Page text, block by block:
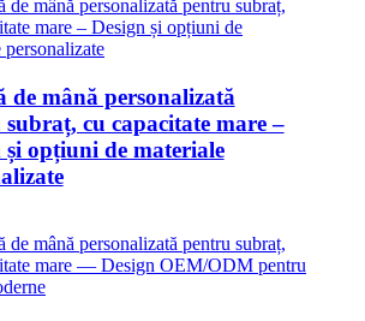
de mână personalizată
cu capacitate mare –
și opțiuni de materiale